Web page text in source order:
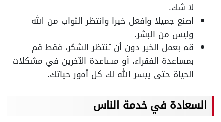
لا شك.
اصنع جميلا وافعل خيرا وانتظر الثواب من الله
وليس من البشر.
قم بعمل الخير دون أن تنتظر الشكر، فقط قم
بمساعدة الفقراء، أو مساعدة الآخرين في مشكلات
الحياة حتى ييسر الله لك كل أمور حياتك.
السعادة في خدمة الناس